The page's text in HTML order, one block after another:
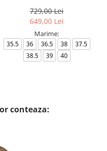
729,00 Lei
649,00 Lei
Marime:
35.5 36 36.5 38
37.5
38.5
39 40
conteaza: